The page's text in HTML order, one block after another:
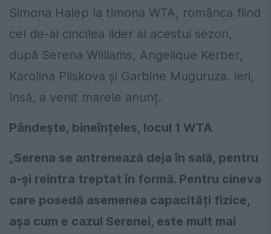
Simona Halep la timona WTA, românca fiind
cel de-al cincilea lider al acestui sezon,
după Serena Williams, Angelique Kerber,
Karolina Pliskova și Garbine Muguruza. Ieri,
însă, a venit marele anunț.
Pândește, bineînțeles, locul 1 WTA
„Serena se antrenează deja în sală, pentru
a-și reintra treptat în formă. Pentru cineva
care posedă asemenea capacități fizice,
așa cum e cazul Serenei, este mult mai